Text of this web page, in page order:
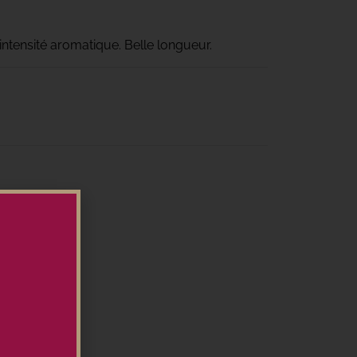
aromatique. Belle longueur.